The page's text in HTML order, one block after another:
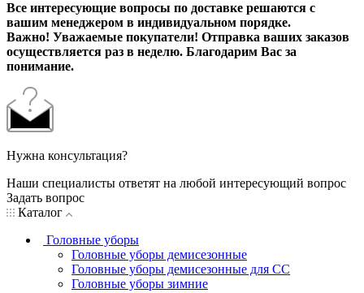
Все интересующие вопросы по доставке решаются с
вашим менеджером в индивидуальном порядке.
Важно! Уважаемые покупатели! Отправка ваших заказов
осуществляется раз в неделю. Благодарим Вас за
понимание.
Нужна консультация?
Наши специалисты ответят на любой интересующий вопрос
Задать вопрос
Каталог
Головные уборы
Головные уборы демисезонные
Головные уборы демисезонные для СС
Головные уборы зимние